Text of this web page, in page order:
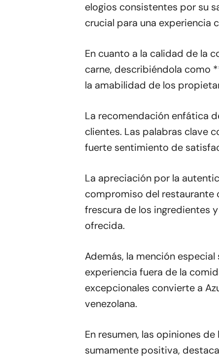
elogios consistentes por su
crucial para una experiencia
En cuanto a la calidad de la
carne, describiéndola como
la amabilidad de los
La recomendación enfática
clientes. Las palabras clave
fuerte sentimiento de
La apreciación por la
compromiso del restaurante
frescura de los ingredientes
ofrecida.
Además, la mención
experiencia fuera de la
excepcionales convierte a
venezolana.
En resumen, las opiniones
sumamente positiva,